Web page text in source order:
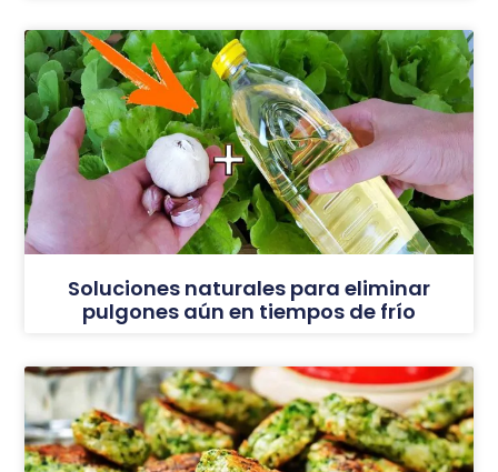
Soluciones naturales para eliminar
pulgones aún en tiempos de frío